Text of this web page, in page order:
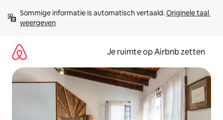
direct
naar
Sommige informatie is automatisch vertaald. Originele taal
weergeven
Je ruimte op Airbnb zetten